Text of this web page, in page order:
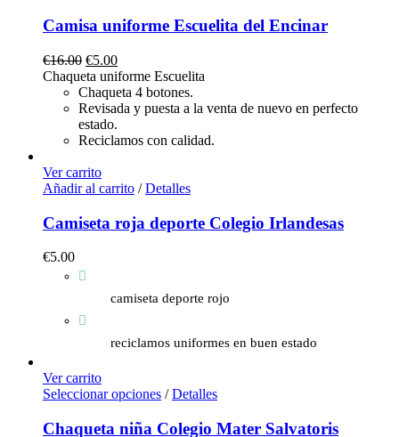
Camisa uniforme Escuelita del Encinar
€16.00 €5.00
Chaqueta uniforme Escuelita
Chaqueta 4 botones.
Revisada y puesta a la venta de nuevo en perfecto
estado.
Reciclamos con calidad.
Ver carrito
Añadir al carrito / Detalles
Camiseta roja deporte Colegio Irlandesas
€5.00
camiseta deporte rojo
reciclamos uniformes en buen estado
Ver carrito
Seleccionar opciones / Detalles
Chaqueta niña Colegio Mater Salvatoris